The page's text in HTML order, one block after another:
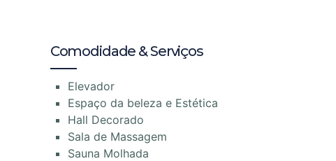
Comodidade & Serviços
Elevador
Espaço da beleza e Estética
Hall Decorado
Sala de Massagem
Sauna Molhada